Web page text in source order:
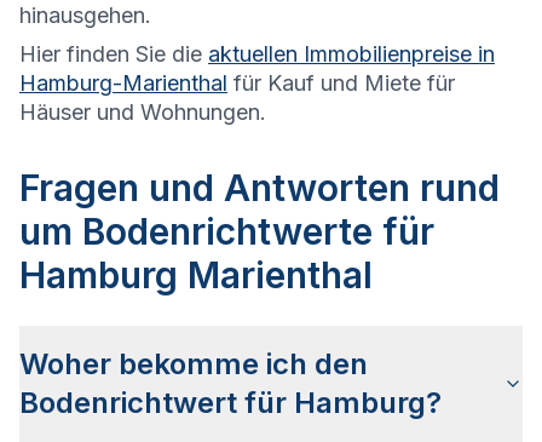
hinausgehen.
Hier finden Sie die aktuellen Immobilienpreise in
Hamburg-Marienthal für Kauf und Miete für
Häuser und Wohnungen.
Fragen und Antworten rund
um Bodenrichtwerte für
Hamburg Marienthal
Woher bekomme ich den
Bodenrichtwert für Hamburg?